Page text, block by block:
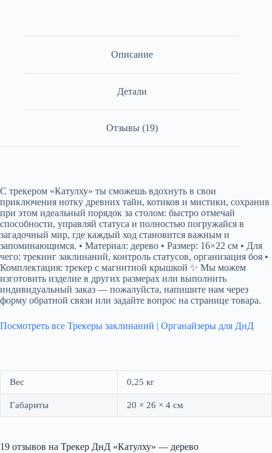
Описание
Детали
Отзывы (19)
С трекером «Катулху» ты сможешь вдохнуть в свои
приключения нотку древних тайн, котиков и мистики, сохранив
при этом идеальный порядок за столом: быстро отмечай
способности, управляй статуса и полностью погружайся в
загадочный мир, где каждый ход становится важным и
запоминающимся. • Материал: дерево • Размер: 16×22 см • Для
чего: трекинг заклинаний, контроль статусов, организация боя •
Комплектация: трекер с магнитной крышкой ✨ Мы можем
изготовить изделие в других размерах или выполнить
индивидуальный заказ — пожалуйста, напишите нам через
форму обратной связи или задайте вопрос на странице товара.
Посмотреть все Трекеры заклинаний | Органайзеры для ДнД
Вес 0,25 кг
Габариты 20 × 26 × 4 см
19 отзывов на Трекер ДнД «Катулху» — дерево